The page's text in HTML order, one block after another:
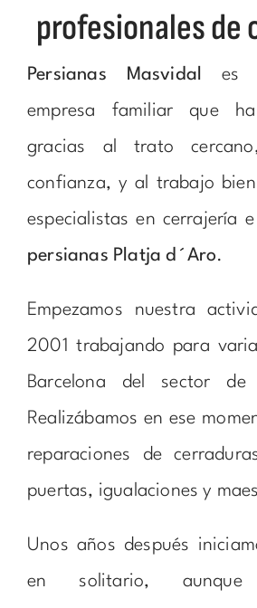
profesionales de
Persianas Masvidal es
empresa familiar que ha
gracias al trato
confianza, y al trabajo
especialistas en cerrajería e
persianas Platja d´Aro.
Empezamos nuestra
2001 trabajando para
Barcelona del sector de
Realizábamos en ese
reparaciones de
puertas, igualaciones y
Unos años después
en solitario, aunque